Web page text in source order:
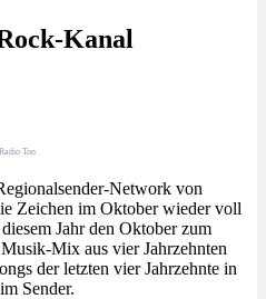
Kanal
Radio Ton
Network von
Zeichen im Oktober wieder voll
Jahr den Oktober zum
Mix aus vier Jahrzehnten
der letzten vier Jahrzehnte in
Sender.